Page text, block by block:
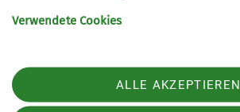
83317 Teisendorf
Telefon +4986666177
Verwendete Cookies
ALLE AKZEPTIEREN